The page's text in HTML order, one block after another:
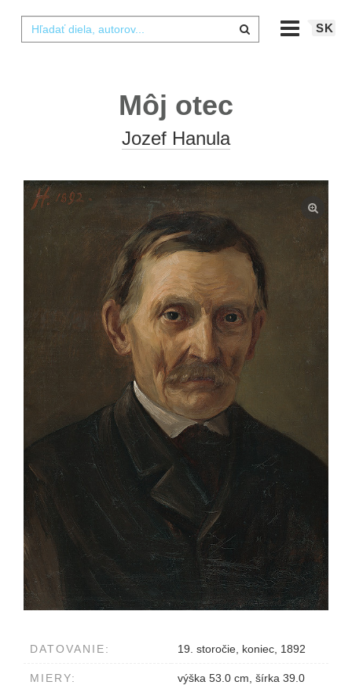
SK
Môj otec
Jozef Hanula
DATOVANIE: 19. storočie, koniec, 1892
MIERY:
výška 53.0 cm, šírka 39.0